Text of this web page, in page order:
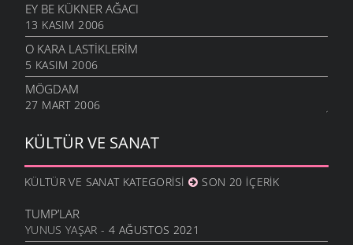
EY BE KÜKNER AĞACI
13 KASIM 2006
O KARA LASTIKLERIM
5 KASIM 2006
MÖGDAM
27 MART 2006
KÜLTÜR VE SANAT
KÜLTÜR VE SANAT KATEGORISI SON 20 İÇERIK
TUMP’LAR
YUNUS YAŞAR - 4 AĞUSTOS 2021